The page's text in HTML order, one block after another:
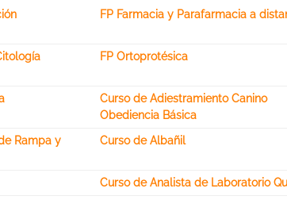
FP Farmacia y Parafarmacia a
FP Ortoprotésica
Curso de Adiestramiento Canino
Obediencia Básica
Rampa y
Curso de Albañil
Curso de Analista de Laboratorio